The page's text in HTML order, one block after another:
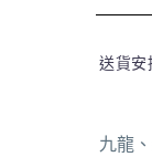
送貨安
九龍